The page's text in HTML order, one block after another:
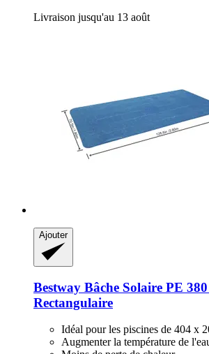
Livraison jusqu'au 13 août
Ajouter
Bestway Bâche Solaire PE
Rectangulaire
Idéal pour les piscines de 404 x
Augmenter la température de